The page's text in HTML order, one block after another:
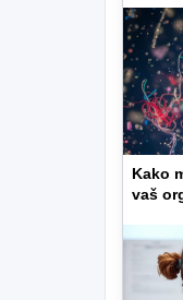
Kako
vaš